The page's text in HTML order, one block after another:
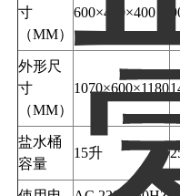
寸
（MM）
600×450×400
外形尺
寸
（MM）
1070×600×1180
盐水桶
容量
15升